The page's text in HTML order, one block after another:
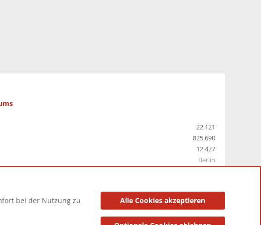
22.121
825.690
12.427
Berlin
Datenschutzerklärung Impressum
bei der Nutzung zu
Alle Cookies akzeptieren